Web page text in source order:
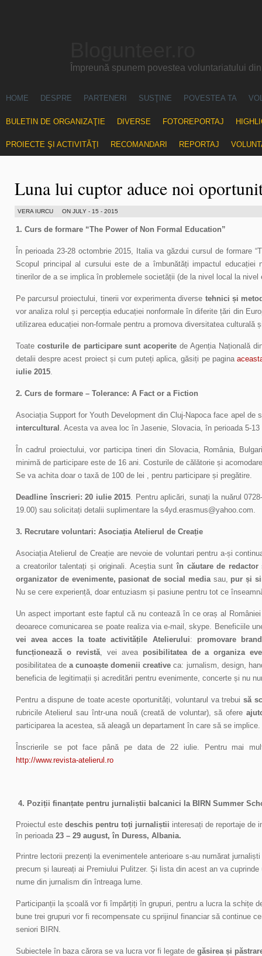
Împreună spunem povestea voluntariatului
HOME DESPRE PARTENERI SUSŢINE POVESTEA TA
BULETIN DE ORGANIZAŢIE DIVERSE FOTOREPORTAJ
PROIECTE ŞI ACTIVITĂŢI RECOMANDARI REPORTAJ
Luna lui cuptor aduce noi
VERA IURCU ON JULY - 15 - 2015
1. Curs de formare “The Power of Non Formal Education”
În perioada 23-28 octombrie 2015, Italia va găzdui cursul de formare
Scopul principal al cursului este de a îmbunătăți impactul educației
tinerilor de a se implica în problemele societății (de la nivel local la nivel
Pe parcursul proiectului, tinerii vor experimenta diverse tehnici și
vor analiza rolul și percepția educației nonformale în diferite țări din
utilizarea educației non-formale pentru a promova diversitatea culturală
Toate costurile de participare sunt acoperite de Agenția Națională
detalii despre acest proiect și cum puteți aplica, găsiți pe pagina
iulie 2015.
2. Curs de formare – Tolerance: A Fact or a Fiction
Asociația Support for Youth Development din Cluj-Napoca face apel de
intercultural . Acesta va avea loc în Jasenie, Slovacia, în perioada 5-13
În cadrul proiectului, vor participa tineri din Slovacia, România,
minimă de participare este de 16 ani. Costurile de călătorie și
Se va achita doar o taxă de 100 de lei , pentru participare și pregătire.
Deadline înscrieri: 20 iulie 2015. Pentru aplicări, sunați la nuărul
19.00) sau solicitați detalii suplimentare la s4yd.erasmus@yahoo.com.
3. Recrutare voluntari: Asociația Atelierul de Creație
Asociația Atelierul de Creație are nevoie de voluntari pentru a-și
a creatorilor talentați și originali. Aceștia suntîn căutare de redactor
organizator de evenimente, pasionat de social mediasau, pur și
Nu se cere experiență, doar entuziasm și pasiune pentru tot ce
Un aspect important este faptul că nu contează în ce oraș al
deoarece comunicarea se poate realiza via e-mail, skype. Beneficiile
vei avea acces la toate activitățile Atelierului: promovare
funcționează o revistă, vei avea posibilitatea de a organiza
posibilitatea dea cunoaște domenii creative ca: jurnalism, design,
beneficia de legitimații și acreditări pentru evenimente, concerte și nu
Pentru a dispune de toate aceste oportunități, voluntarul va trebui să
rubricile Atelierul sau într-una nouă (creată de voluntar), să ofere
participarea la acestea, să aleagă un departament în care să se implice.
Înscrierile se pot face până pe data de 22 iulie. Pentru mai
http://www.revista-atelierul.ro
4. Poziții finanțate pentru jurnaliștii balcanici la BIRN Summer
Proiectul este deschis pentru toți jurnaliștii interesați de reportaje de
în perioada 23 – 29 august, în Duress, Albania.
Printre lectorii prezenți la evenimentele anterioare s-au numărat
precum și laureați ai Premiului Pulitzer. Și lista din acest an va
nume din jurnalism din întreaga lume.
Participanții la școală vor fi împărțiți în grupuri, pentru a lucra la schițe
bune trei grupuri vor fi recompensate cu sprijinul financiar să continue
seniori BIRN.
Subiectele în baza cărora se va lucra vor fi legate de găsirea și